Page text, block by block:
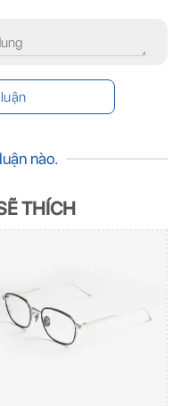
nào.
THÍCH